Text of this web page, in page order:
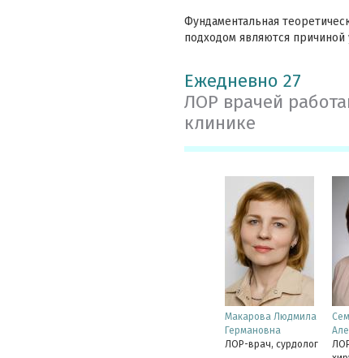
Фундаментальная
подходом являются
Ежедневно 27
ЛОР врачей
клинике
Макарова Людмила
Германовна
ЛОР-врач, сурдолог